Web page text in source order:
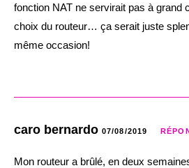
fonction NAT ne servirait pas à grand
choix du routeur… ça serait juste
même occasion!
caro bernardo 07/08/2019
Mon routeur a brûlé, en deux